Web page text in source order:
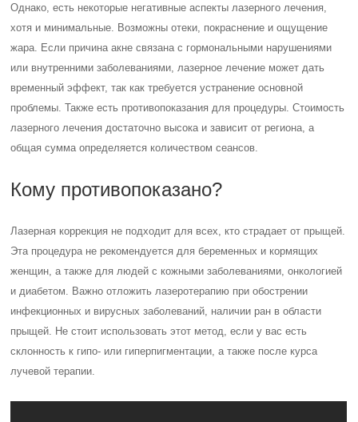
Однако, есть некоторые негативные аспекты лазерного лечения,
хотя и минимальные. Возможны отеки, покраснение и ощущение
жара. Если причина акне связана с гормональными нарушениями
или внутренними заболеваниями, лазерное лечение может дать
временный эффект, так как требуется устранение основной
проблемы. Также есть противопоказания для процедуры. Стоимость
лазерного лечения достаточно высока и зависит от региона, а
общая сумма определяется количеством сеансов.
Кому противопоказано?
Лазерная коррекция не подходит для всех, кто страдает от прыщей.
Эта процедура не рекомендуется для беременных и кормящих
женщин, а также для людей с кожными заболеваниями, онкологией
и диабетом. Важно отложить лазеротерапию при обострении
инфекционных и вирусных заболеваний, наличии ран в области
прыщей. Не стоит использовать этот метод, если у вас есть
склонность к гипо- или гиперпигментации, а также после курса
лучевой терапии.